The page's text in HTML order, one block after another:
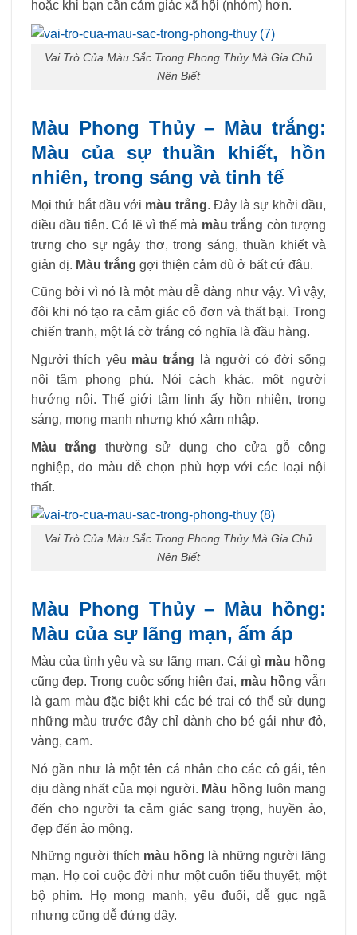
hoặc khi bạn cần cảm giác xã hội (nhóm) hơn.
Vai Trò Của Màu Sắc Trong Phong Thủy Mà Gia Chủ
Nên Biết
Màu Phong Thủy – Màu trắng:
Màu của sự thuần khiết, hồn
nhiên, trong sáng và tinh tế
Mọi thứ bắt đầu với màu trắng. Đây là sự khởi đầu,
điều đầu tiên. Có lẽ vì thế mà màu trắng còn tượng
trưng cho sự ngây thơ, trong sáng, thuần khiết và
giản dị. Màu trắng gợi thiện cảm dù ở bất cứ đâu.
Cũng bởi vì nó là một màu dễ dàng như vậy. Vì vậy,
đôi khi nó tạo ra cảm giác cô đơn và thất bại. Trong
chiến tranh, một lá cờ trắng có nghĩa là đầu hàng.
Người thích yêu màu trắng là người có đời sống
nội tâm phong phú. Nói cách khác, một người
hướng nội. Thế giới tâm linh ấy hồn nhiên, trong
sáng, mong manh nhưng khó xâm nhập.
Màu trắng thường sử dụng cho cửa gỗ công
nghiệp, do màu dễ chọn phù hợp với các loại nội
thất.
Vai Trò Của Màu Sắc Trong Phong Thủy Mà Gia Chủ
Nên Biết
Màu Phong Thủy – Màu hồng:
Màu của sự lãng mạn, ấm áp
Màu của tình yêu và sự lãng mạn. Cái gì màu hồng
cũng đẹp. Trong cuộc sống hiện đại, màu hồng vẫn
là gam màu đặc biệt khi các bé trai có thể sử dụng
những màu trước đây chỉ dành cho bé gái như đỏ,
vàng, cam.
Nó gần như là một tên cá nhân cho các cô gái, tên
dịu dàng nhất của mọi người. Màu hồng luôn mang
đến cho người ta cảm giác sang trọng, huyền ảo,
đẹp đến ảo mộng.
Những người thích màu hồng là những người lãng
mạn. Họ coi cuộc đời như một cuốn tiểu thuyết, một
bộ phim. Họ mong manh, yếu đuối, dễ gục ngã
nhưng cũng dễ đứng dậy.